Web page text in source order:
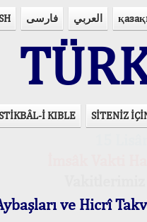
فارسی العربي
İ KIBLE SİTENİZ
ve Hicrî